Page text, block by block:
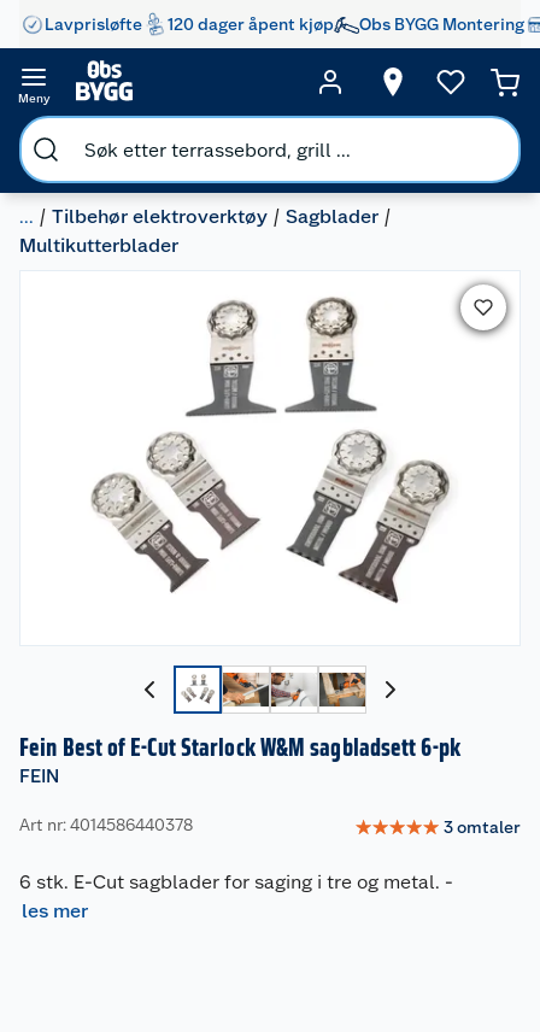
Lavprisløfte 120 dager åpent kjøp Obs BYGG Montering
Meny
... Tilbehør elektroverktøy
Sagblader
Multikutterblader
Fein Best of E-Cut Starlock W&M sagbladsett 6-pk
FEIN
Art nr: 4014586440378 ☆☆☆☆☆ 3omtaler
6 stk. E-Cut sagblader for saging i tre og metal. -
les mer